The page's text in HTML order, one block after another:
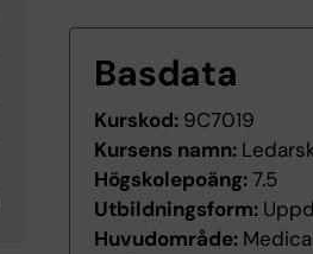
Basdata
Kurskod: 9C7019
Kursens namn:
Högskolepoäng:7.5
Utbildningsform:
Huvudområde: